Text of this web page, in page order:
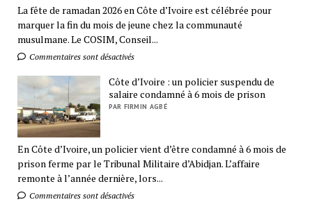
La fête de ramadan 2026 en Côte d’Ivoire est célébrée pour
marquer la fin du mois de jeune chez la communauté
musulmane. Le COSIM, Conseil...
Commentaires sont désactivés
Côte d’Ivoire : un policier suspendu de
salaire condamné à 6 mois de prison
PAR FIRMIN AGBÉ
En Côte d’Ivoire, un policier vient d’être condamné à 6 mois de
prison ferme par le Tribunal Militaire d’Abidjan. L’affaire
remonte à l’année dernière, lors...
Commentaires sont désactivés